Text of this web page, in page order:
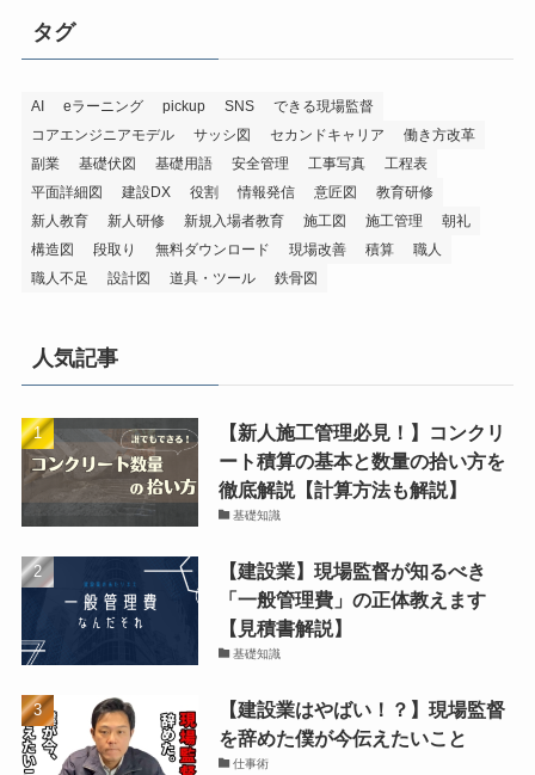
タグ
AI eラーニング pickup SNS
できる現場監督
コアエンジニアモデル
サッシ図 セカンドキャリア
働き方改革
副業
基礎伏図 基礎用語 安全管理 工事写真
工程表
平面詳細図
建設DX 役割 情報発信 意匠図
教育研修
新人教育
新人研修 新規入場者教育 施工図 施工管理
朝礼
構造図
段取り 無料ダウンロード 現場改善 積算
職人
職人不足
設計図 道具・ツール 鉄骨図
人気記事
【新人施工管理必見！】コンクリ
ート積算の基本と数量の拾い方を
徹底解説【計算方法も解説】
基礎知識
【建設業】現場監督が知るべき
「一般管理費」の正体教えます
【見積書解説】
基礎知識
【建設業はやばい！？】現場監督
を辞めた僕が今伝えたいこと
仕事術